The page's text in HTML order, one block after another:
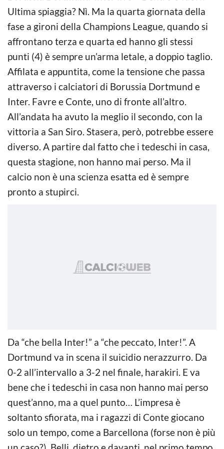
Ultima spiaggia? Nì. Ma la quarta giornata della
fase a gironi della Champions League, quando si
affrontano terza e quarta ed hanno gli stessi
punti (4) è sempre un’arma letale, a doppio taglio.
Affilata e appuntita, come la tensione che passa
attraverso i calciatori di Borussia Dortmund e
Inter. Favre e Conte, uno di fronte all’altro.
All’andata ha avuto la meglio il secondo, con la
vittoria a San Siro. Stasera, però, potrebbe essere
diverso. A partire dal fatto che i tedeschi in casa,
questa stagione, non hanno mai perso. Ma il
calcio non è una scienza esatta ed è sempre
pronto a stupirci.
Da “che bella Inter!” a “che peccato, Inter!”. A
Dortmund va in scena il suicidio nerazzurro. Da
0-2 all’intervallo a 3-2 nel finale, harakiri. E va
bene che i tedeschi in casa non hanno mai perso
quest’anno, ma a quel punto… L’impresa è
soltanto sfiorata, ma i ragazzi di Conte giocano
solo un tempo, come a Barcellona (forse non è più